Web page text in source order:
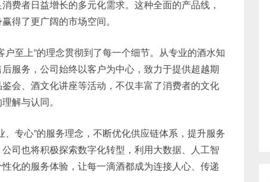
费者日益增长的多元化需求。这种全面的产品线，
得了更广阔的市场空间。
至上”的理念贯彻到了每一个细节。从专业的酒水知
服务，公司始终以客户为中心，致力于提供超越期
会、酒文化讲座等活动，不仅丰富了消费者的文化
解与认同。
专心”的服务理念，不断优化供应链体系，提升服务
司也将积极探索数字化转型，利用大数据、人工智
化的服务体验，让每一滴酒都成为连接人心、传递